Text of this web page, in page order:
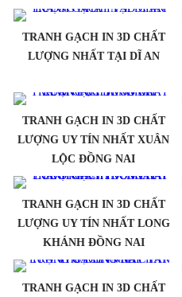
TRANH GẠCH IN 3D CHẤT
LƯỢNG NHẤT TẠI DĨ AN
TRANH GẠCH IN 3D CHẤT
LƯỢNG UY TÍN NHẤT XUÂN
LỘC ĐỒNG NAI
TRANH GẠCH IN 3D CHẤT
LƯỢNG UY TÍN NHẤT LONG
KHÁNH ĐỒNG NAI
TRANH GẠCH IN 3D CHẤT